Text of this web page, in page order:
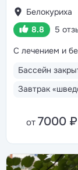
Белокуриха
8.8
5
Бассейн
Завтрак
С лечением и
от 7000 ₽